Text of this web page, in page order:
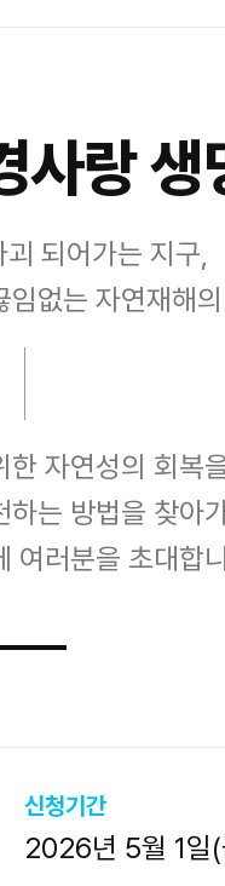
사랑 생
되어가는 지구,
없는 자연재해
자연성의 회복
하는 방법을 찾아
여러분을 초대합
신청기간
2026년 5월 1일